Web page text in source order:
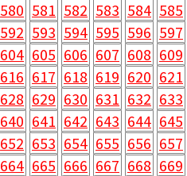
580 581 582 583 584 585
592 593 594 595 596 597
604 605 606 607 608 609
616 617 618 619 620 621
628 629 630 631 632 633
640 641 642 643 644 645
652 653 654 655 656 657
664 665 666 667 668 669